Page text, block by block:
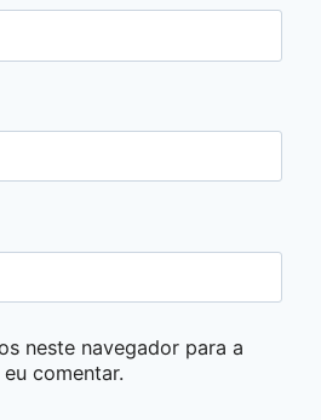
neste navegador para a
comentar.